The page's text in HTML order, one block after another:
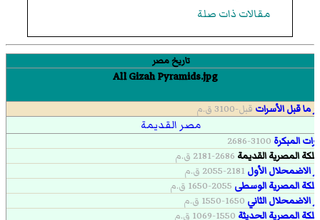
مقالات ذات صلة
تاريخ مصر
ما قبل الأسرات قبل-3100 ق.م
مصر القديمة
المبكرة 3100-2686
المصرية القديمة 2686-2181 ق.م
الاضمحلال الأول 2181-2055 ق.م
المصرية الوسطى 2055-1650 ق.م
الاضمحلال الثاني 1650-1550 ق.م
المصرية الحديثة 1550-1069 ق.م